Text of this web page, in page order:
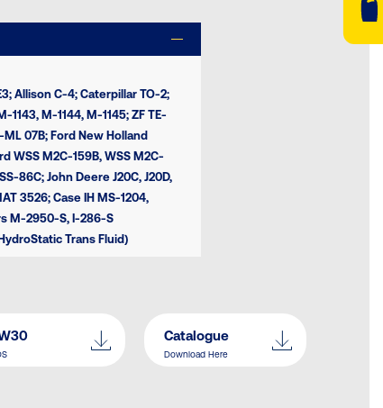
Allison C-4; Caterpillar TO-2;
1143, M-1144, M-1145; ZF TE-
07B; Ford New Holland
WSS M2C-159B, WSS M2C-
86C; John Deere J20C, J20D,
3526; Case IH MS-1204,
M-2950-S, I-286-S
Trans Fluid)
Catalogue
Download Here